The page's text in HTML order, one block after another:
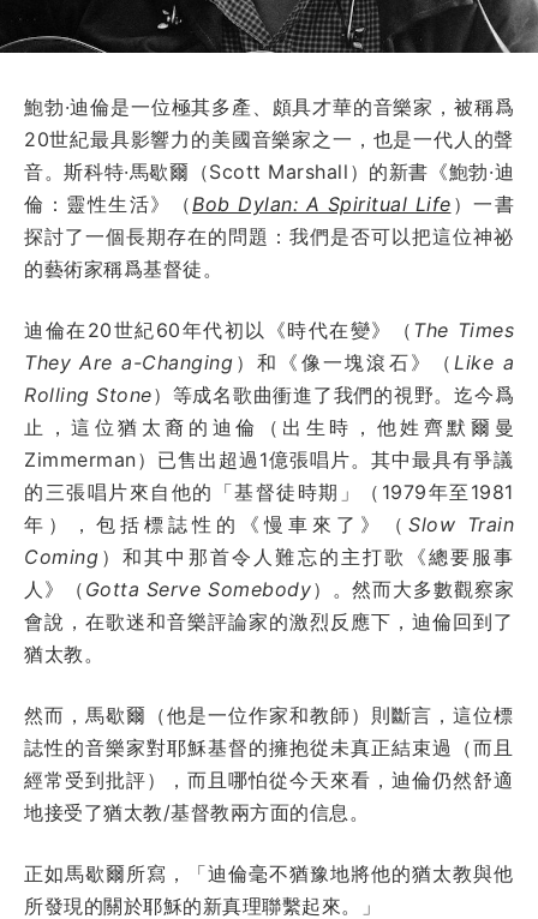
鮑勃·迪倫是一位極其多產、頗具才華的音樂家，被稱爲
20世紀最具影響力的美國音樂家之一，也是一代人的聲
音。斯科特·馬歇爾（Scott Marshall）的新書《鮑勃·迪
倫：靈性生活》（ Bob Dylan: A Spiritual Life ）一書
探討了一個長期存在的問題：我們是否可以把這位神祕
的藝術家稱爲基督徒。
迪倫在20世紀60年代初以《時代在變》（ The Times
They Are a-Changing ）和《像一塊滾石》（ Like a
Rolling Stone）等成名歌曲衝進了我們的視野。迄今爲
止，這位猶太裔的迪倫（出生時，他姓齊默爾曼
Zimmerman）已售出超過1億張唱片。其中最具有爭議
的三張唱片來自他的「基督徒時期」（1979年至1981
年），包括標誌性的《慢車來了》（Slow Train
Coming ）和其中那首令人難忘的主打歌《總要服事
人》（ Gotta Serve Somebody）。然而大多數觀察家
會說，在歌迷和音樂評論家的激烈反應下，迪倫回到了
猶太教。
然而，馬歇爾（他是一位作家和教師）則斷言，這位標
誌性的音樂家對耶穌基督的擁抱從未真正結束過（而且
經常受到批評），而且哪怕從今天來看，迪倫仍然舒適
地接受了猶太教/基督教兩方面的信息。
正如馬歇爾所寫，「迪倫毫不猶豫地將他的猶太教與他
所發現的關於耶穌的新真理聯繫起來。」